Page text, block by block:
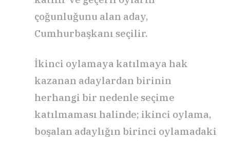
çoğunluğunu alan aday,
Cumhurbaşkanı seçilir.
İkinci oylamaya katılmaya hak
kazanan adaylardan birinin
herhangi bir nedenle seçime
katılmaması halinde; ikinci oylama,
boşalan adaylığın birinci oylamadaki